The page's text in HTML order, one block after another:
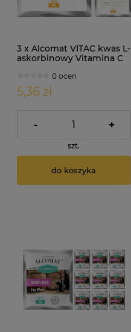
3 x Alcomat VITAC kwas L-
askorbinowy Vitamina C
0 ocen
5,36 zł
- +
szt.
do koszyka